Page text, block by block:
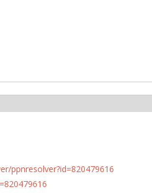
ppnresolver?id=820479616